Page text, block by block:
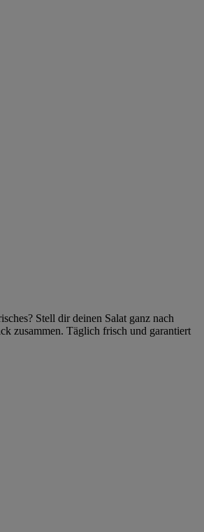
Stell dir deinen Salat ganz nach
zusammen. Täglich frisch und garantiert